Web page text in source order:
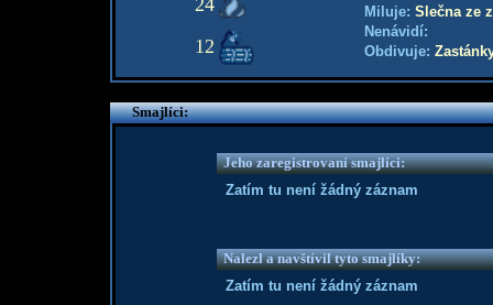
24
12
Miluje: Slečna ze
Nenávidí:
Obdivuje:
Smajlíci:
Jeho zaregistrovaní smajlíci:
Zatím tu není žádný záznam
Nalezl a navštívil tyto smajlíky:
Zatím tu není žádný záznam